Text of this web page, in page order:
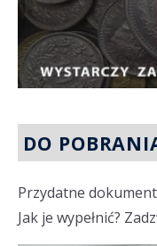
DO
Przydatne
Jak je wypełnić?